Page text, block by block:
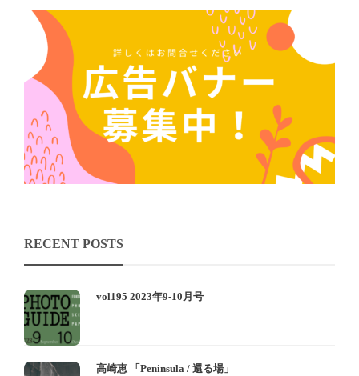
RECENT POSTS
vol195 2023年9-10月号
高崎恵 「Peninsula / 還る場」